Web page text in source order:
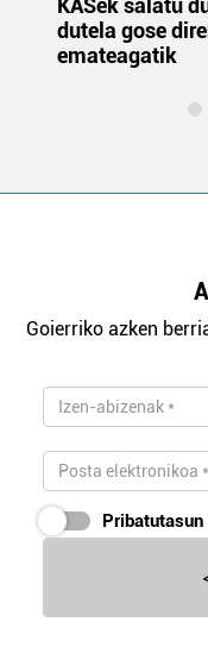
KASek salatu
dutela gose
emateagatik
Goierriko azken